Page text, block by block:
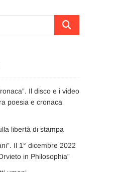
Cerca
Il disco e i video
poesia e cronaca
libertà di stampa
Il 1° dicembre 2022
in Philosophia”